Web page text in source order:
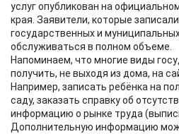
услуг опубликован на
края. Заявители, которые
государственных и
обслуживаться в полном объеме.
Напоминаем, что многие виды
получить, не выходя из дома, на
Например, записать ребёнка на
саду, заказать справку об
информацию о рынке труда
Дополнительную информацию